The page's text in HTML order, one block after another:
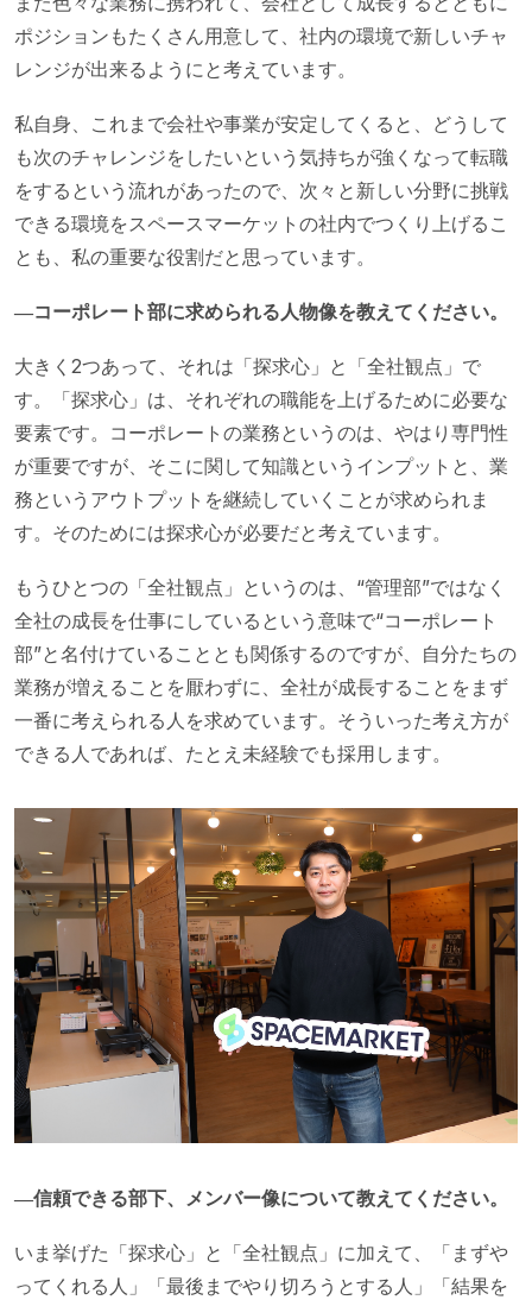
ポジションもたくさん用意して、社内の環境で新しいチャ
レンジが出来るようにと考えています。
私自身、これまで会社や事業が安定してくると、どうして
も次のチャレンジをしたいという気持ちが強くなって転職
をするという流れがあったので、次々と新しい分野に挑戦
できる環境をスペースマーケットの社内でつくり上げるこ
とも、私の重要な役割だと思っています。
―コーポレート部に求められる人物像を教えてください。
大きく2つあって、それは「探求心」と「全社観点」で
す。「探求心」は、それぞれの職能を上げるために必要な
要素です。コーポレートの業務というのは、やはり専門性
が重要ですが、そこに関して知識というインプットと、業
務というアウトプットを継続していくことが求められま
す。そのためには探求心が必要だと考えています。
もうひとつの「全社観点」というのは、“管理部”ではなく
全社の成長を仕事にしているという意味で“コーポレート
部”と名付けていることとも関係するのですが、自分たちの
業務が増えることを厭わずに、全社が成長することをまず
一番に考えられる人を求めています。そういった考え方が
できる人であれば、たとえ未経験でも採用します。
―信頼できる部下、メンバー像について教えてください。
いま挙げた「探求心」と「全社観点」に加えて、「まずや
ってくれる人」「最後までやり切ろうとする人」「結果を